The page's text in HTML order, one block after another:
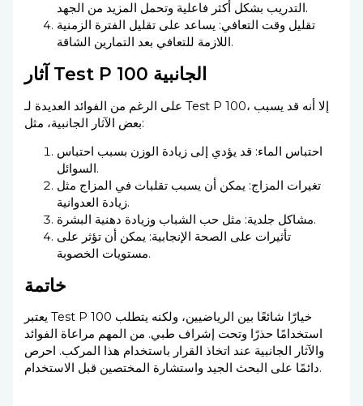
التدريب بشكل أكثر فاعلية وتحمل المزيد من الجهد.
تقليل وقت التعافي: يساعد على تقليل الفترة الزمنية
اللازمة للتعافي بعد التمارين الشاقة.
آثار Test P 100 الجانبية
على الرغم من الفوائد العديدة لـ Test P 100، إلا أنه قد يسبب
بعض الآثار الجانبية، مثل:
احتباس الماء: قد يؤدي إلى زيادة الوزن بسبب احتباس
السوائل.
تغيرات المزاج: يمكن أن يسبب تقلبات في المزاج مثل
زيادة العدوانية.
مشاكل جلدية: مثل حب الشباب وزيادة دهنية البشرة.
تأثيرات على الصحة الإنجابية: يمكن أن تؤثر على
مستويات الخصوبة.
خاتمة
يعتبر Test P 100 خيارًا شائعًا بين الرياضيين، ولكنه يتطلب
استخدامًا حذرًا وتحت إشراف طبي. من المهم مراعاة الفوائد
والآثار الجانبية عند اتخاذ القرار باستخدام هذا المركب. احرص
دائمًا على البحث الجيد واستشارة المختصين قبل الاستخدام.